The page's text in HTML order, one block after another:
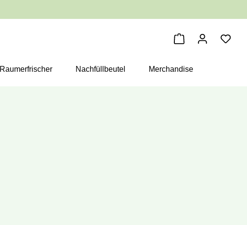
Warenkorb
Raumerfrischer Nachfüllbeutel Merchandise